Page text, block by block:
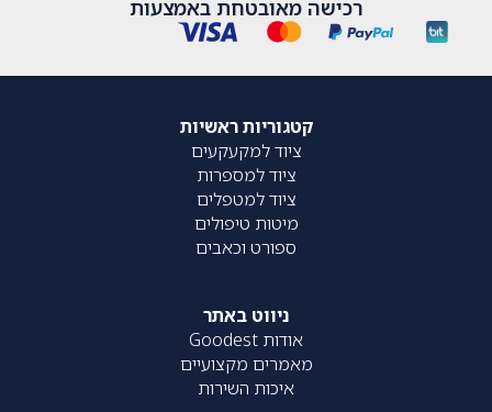
רכישה מאובטחת באמצעות
קטגוריות ראשיות
ציוד למקעקעים
ציוד למספרות
ציוד למטפלים
מיטות טיפולים
ספורט וכאבים
ניווט באתר
אודות Goodest
מאמרים מקצועיים
איכות השירות